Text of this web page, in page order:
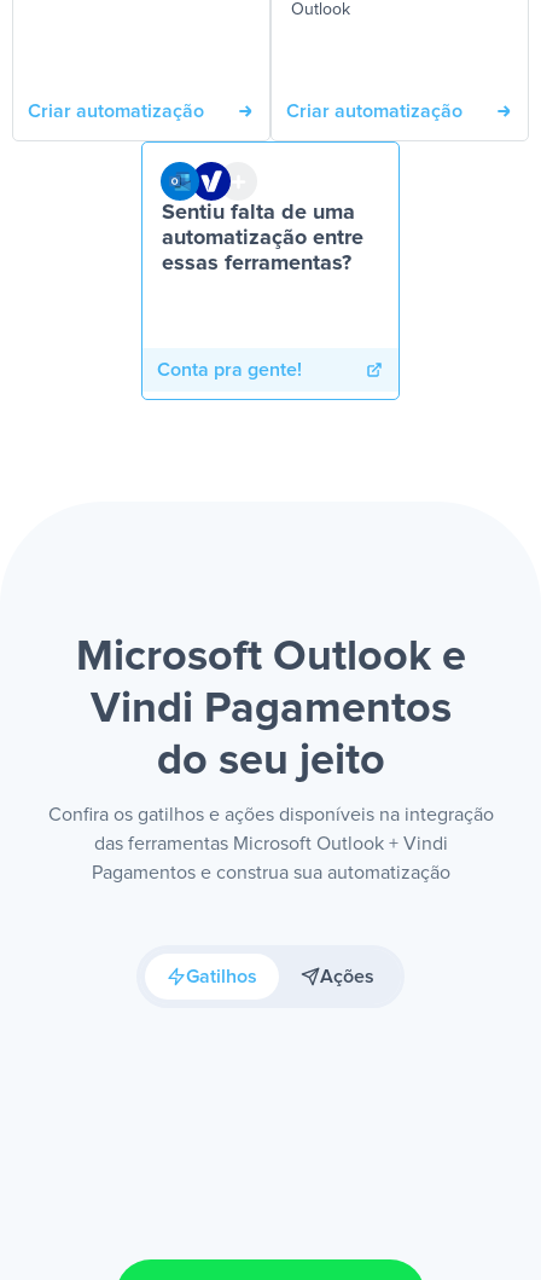
Criar automatização
Outlook
Criar automatização
Sentiu falta de uma
automatização entre
essas ferramentas?
Conta pra gente!
Microsoft Outlook e
Vindi Pagamentos
do seu jeito
Confira os gatilhos e ações disponíveis na integração
das ferramentas Microsoft Outlook + Vindi
Pagamentos e construa sua automatização
Gatilhos Ações